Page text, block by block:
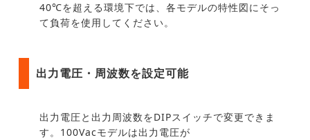
40℃を超える環境下では、各モデルの特性図にそっ
て負荷を使用してください。
出力電圧・周波数を設定可能
出力電圧と出力周波数をDIPスイッチで変更できま
す。100Vacモデルは出力電圧が